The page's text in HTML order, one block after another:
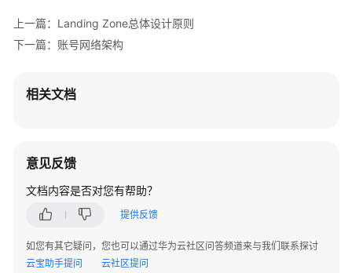
解
决
Landing
Zone
案
上一篇：Landing Zone总体设计原则
下一篇：账号网络架构
相关文档
意见反馈
文档内容是否对您有帮助？
提供反馈
如您有其它疑问，您也可以通过华为云社区问答频道来与我们联系探讨
云宝助手提问
云社区提问